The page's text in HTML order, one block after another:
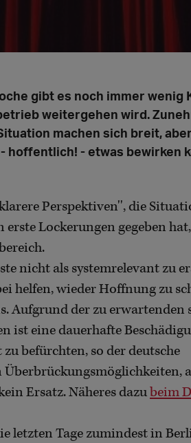
gibt es noch immer wenig
weitergehen wird.
machen sich breit,
hoffentlich! - etwas bewirken
Perspektiven'', die
Lockerungen gegeben
nicht als systemrelevant zu
helfen, wieder Hoffnung zu
Aufgrund der zu erwartenden
ist eine dauerhafte
befürchten, so der deutsche
Ersatz. Näheres dazubeim
letzten Tage zumindest in